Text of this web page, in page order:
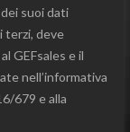
suoi dati
terzi, deve
GEFsales e il
nell’informativa
679 e alla